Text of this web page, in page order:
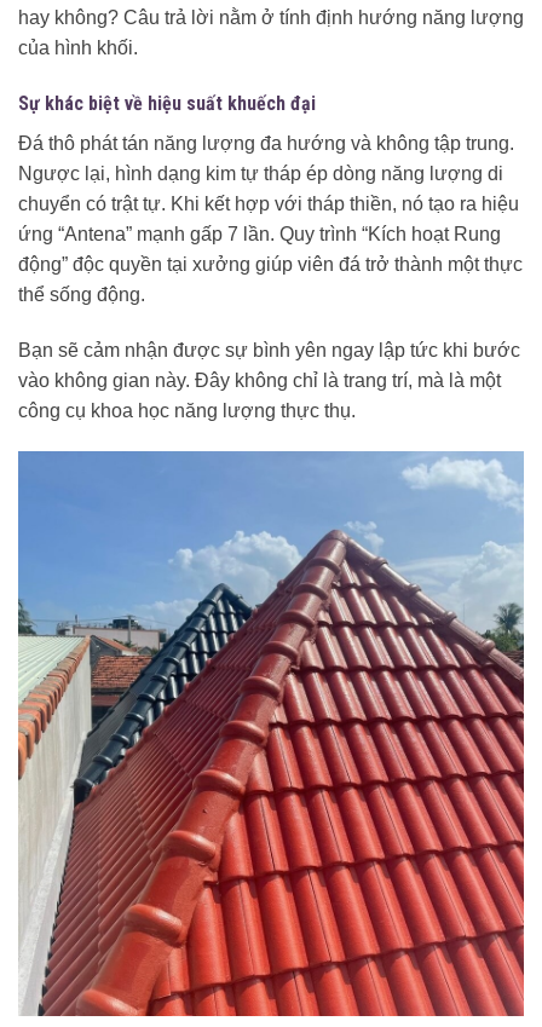
hay không? Câu trả lời nằm ở tính định hướng năng lượng
của hình khối.
Sự khác biệt về hiệu suất khuếch đại
Đá thô phát tán năng lượng đa hướng và không tập trung.
Ngược lại, hình dạng kim tự tháp ép dòng năng lượng di
chuyển có trật tự. Khi kết hợp với tháp thiền, nó tạo ra hiệu
ứng “Antena” mạnh gấp 7 lần. Quy trình “Kích hoạt Rung
động” độc quyền tại xưởng giúp viên đá trở thành một thực
thể sống động.
Bạn sẽ cảm nhận được sự bình yên ngay lập tức khi bước
vào không gian này. Đây không chỉ là trang trí, mà là một
công cụ khoa học năng lượng thực thụ.